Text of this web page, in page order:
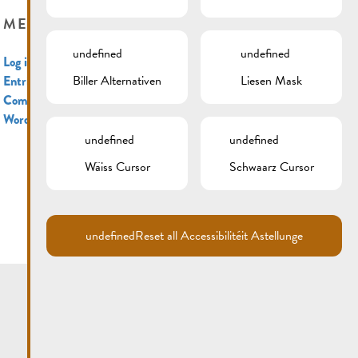
META
Log in
Entries feed
Comments feed
WordPress.org
undefined
Biller Alternativen
undefined
Liesen Mask
undefined
Wäiss Cursor
undefined
Schwaarz Cursor
undefinedReset all Accessibilitéit Astellunge